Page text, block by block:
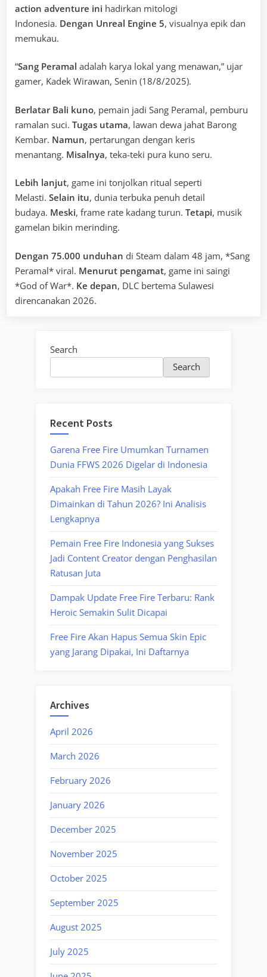
action adventure ini hadirkan mitologi
Indonesia. Dengan Unreal Engine 5, visualnya epik dan
memukau.
“Sang Peramal adalah karya lokal yang menawan,” ujar
gamer, Kadek Wirawan, Senin (18/8/2025).
Berlatar Bali kuno, pemain jadi Sang Peramal, pemburu
ramalan suci. Tugas utama, lawan dewa jahat Barong
Kembar. Namun, pertarungan dengan keris
menantang. Misalnya, teka-teki pura kuno seru.
Lebih lanjut, game ini tonjolkan ritual seperti
Melasti. Selain itu, dunia terbuka penuh detail
budaya. Meski, frame rate kadang turun. Tetapi, musik
gamelan bikin merinding.
Dengan 75.000 unduhan di Steam dalam 48 jam, *Sang
Peramal* viral. Menurut pengamat, game ini saingi
*God of War*. Ke depan, DLC bertema Sulawesi
direncanakan 2026.
Search
Search
Recent Posts
Garena Free Fire Umumkan Turnamen
Dunia FFWS 2026 Digelar di Indonesia
Apakah Free Fire Masih Layak
Dimainkan di Tahun 2026? Ini Analisis
Lengkapnya
Pemain Free Fire Indonesia yang Sukses
Jadi Content Creator dengan Penghasilan
Ratusan Juta
Dampak Update Free Fire Terbaru: Rank
Heroic Semakin Sulit Dicapai
Free Fire Akan Hapus Semua Skin Epic
yang Jarang Dipakai, Ini Daftarnya
Archives
April 2026
March 2026
February 2026
January 2026
December 2025
November 2025
October 2025
September 2025
August 2025
July 2025